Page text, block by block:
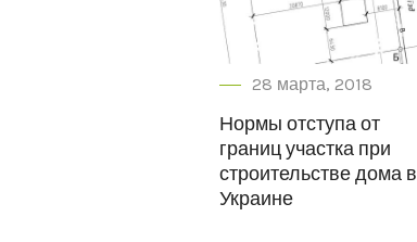
28 марта, 2018
Нормы отступа от
границ участка при
строительстве дома в
Украине